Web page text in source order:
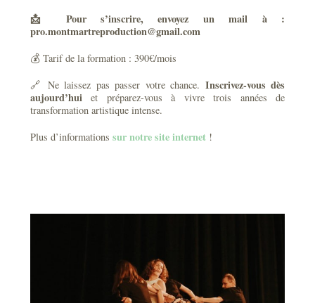
📩 Pour s’inscrire, envoyez un mail à :
pro.montmartreproduction@gmail.com
💰 Tarif de la formation : 390€/mois
🔗 Ne laissez pas passer votre chance. Inscrivez-vous dès
aujourd’huiet préparez-vous à vivre trois années de
transformation artistique intense.
Plus d’informations sur notre site internet!